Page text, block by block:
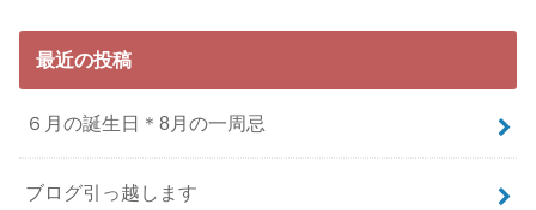
最近の投稿
６月の誕生日＊8月の一周忌
ブログ引っ越します